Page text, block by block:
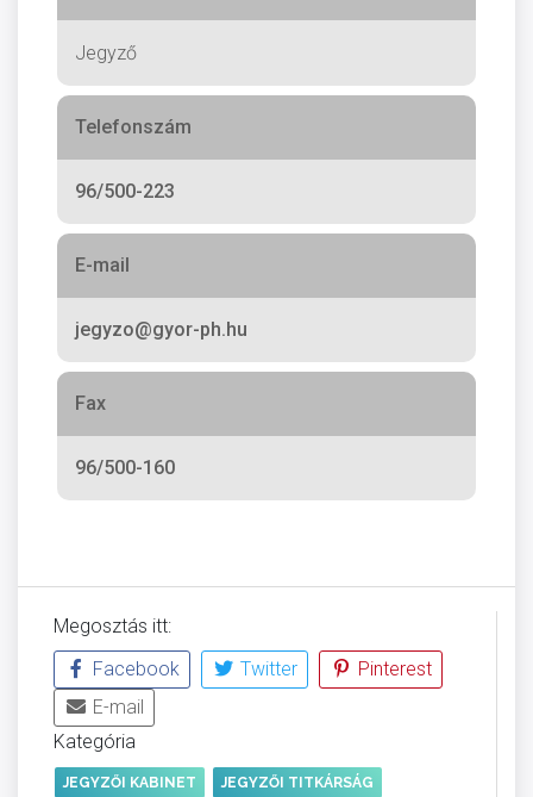
Jegyző
Telefonszám
96/500-223
E-mail
jegyzo@gyor-ph.hu
Fax
96/500-160
Megosztás itt:
Facebook
Twitter
Pinterest
E-mail
Kategória
JEGYZŐI KABINET JEGYZŐI TITKÁRSÁG